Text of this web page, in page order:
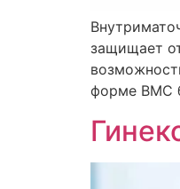
защищает
форме ВМС